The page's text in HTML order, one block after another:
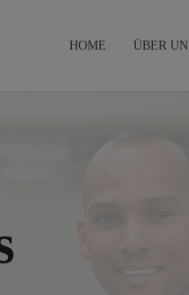
HOME ÜBER